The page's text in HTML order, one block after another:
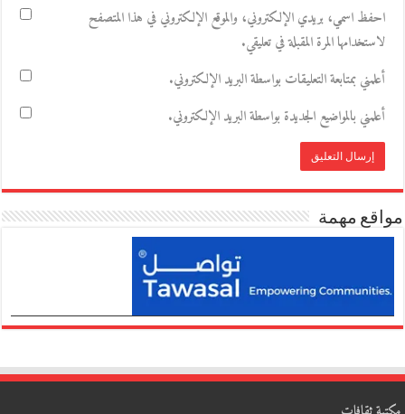
احفظ اسمي، بريدي الإلكتروني، والموقع الإلكتروني في هذا المتصفح
لاستخدامها المرة المقبلة في تعليقي.
أعلمني بمتابعة التعليقات بواسطة البريد الإلكتروني.
أعلمني بالمواضيع الجديدة بواسطة البريد الإلكتروني.
مواقع مهمة